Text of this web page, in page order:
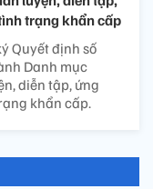
trạng khẩn cấp
Quyết định số
Danh mục
diễn tập, ứng
khẩn cấp.